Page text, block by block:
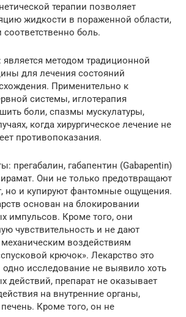
терапии позволяет
жидкости в пораженной области,
боль.
методом традиционной
для лечения состояний
Применительно к
системы, иглотерапия
боли, спазмы мускулатуры,
когда хирургическое лечение не
противопоказания.
прегабалин, габапентин (Gabapentin)
Они не только предотвращают
но и купируют фантомные ощущения.
основан на блокировании
импульсов. Кроме того, они
чувствительность и не дают
воздействиям
крючок». Лекарство это
исследование не выявило хоть
действий, препарат не оказывает
на внутренние органы,
Кроме того, он не